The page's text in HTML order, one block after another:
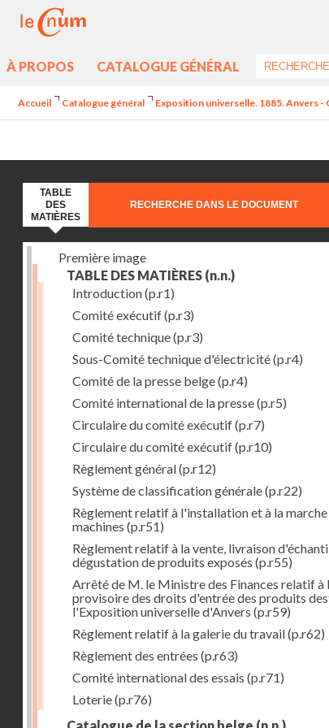
À PROPOS CATALOGUE GÉNÉRAL
Accueil Catalogue général Exposition universelle. 1885. Anvers
TABLE
DES
MATIÈRES
RECHERCHE DANS LE DOCUMENT
Première image
TABLE DES MATIÈRES (n.n.)
Introduction(p.r1)
Comité exécutif(p.r3)
Comité technique(p.r3)
Sous-Comité technique d'électricité(p.r4)
Comité de la presse belge(p.r4)
Comité international de la presse(p.r5)
Circulaire du comité exécutif(p.r7)
Circulaire du comité exécutif(p.r10)
Règlement général(p.r12)
Système de classification générale(p.r22)
Règlement relatif à l'installation et à la marche
machines (p.r51)
Règlement relatif à la vente, livraison
dégustation de produits exposés (p.r55)
Arrêté de M. le Ministre des Finances relatif à
provisoire des droits d'entrée des produits
l'Exposition universelle d'Anvers (p.r59)
Règlement relatif à la galerie du travail(p.r62)
Règlement des entrées (p.r63)
Comité international des essais (p.r71)
Loterie(p.r76)